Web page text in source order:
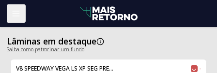
Lâminas em destaque
Saiba como patrocinar um fundo
V8 SPEEDWAY VEGA LS XP SEG PRE... -